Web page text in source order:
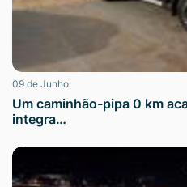
09 de Junho
Um caminhão-pipa 0 km
integra…